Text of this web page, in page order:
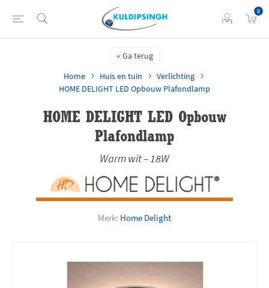
0
Ga terug
Home
Huis en tuin
Verlichting
HOME DELIGHT LED Opbouw Plafondlamp
HOME DELIGHT LED Opbouw
Plafondlamp
Warm wit – 18W
Merk: Home Delight